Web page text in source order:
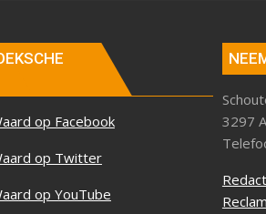
op Facebook
op Twitter
op YouTube
3297